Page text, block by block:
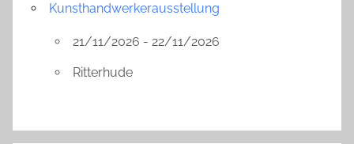
Kunsthandwerkerausstellung
21/11/2026 - 22/11/2026
Ritterhude